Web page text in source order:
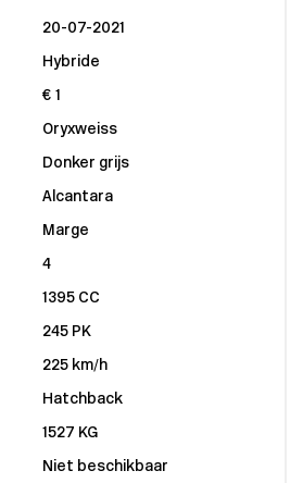
20-07-2021
Hybride
€ 1
Oryxweiss
Donker grijs
Alcantara
Marge
4
1395 CC
245 PK
225 km/h
Hatchback
1527 KG
Niet beschikbaar